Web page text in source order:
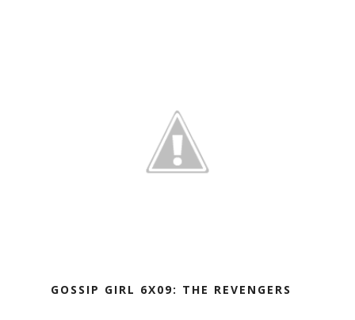
GOSSIP GIRL 6X09: THE REVENGERS